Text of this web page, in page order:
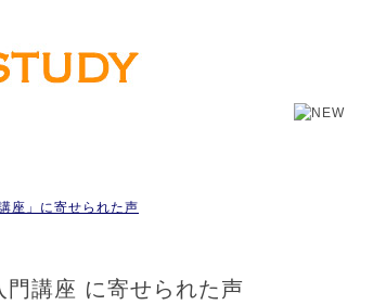
座」に寄せられた声
門講座 に寄せられた声